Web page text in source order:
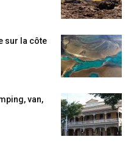
sur la côte
van,